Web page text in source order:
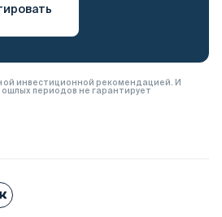
инвестиционной рекомендацией. И
периодов не гарантирует